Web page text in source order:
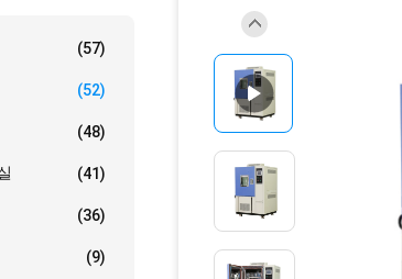
(57)
(52)
(48)
(41)
(36)
(9)